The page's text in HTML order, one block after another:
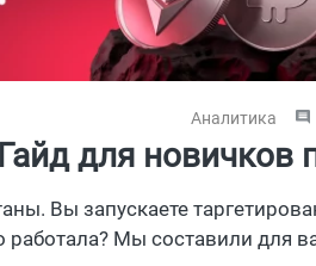
Аналитика
Гайд для новичков
Вы запускаете
работала? Мы составили для